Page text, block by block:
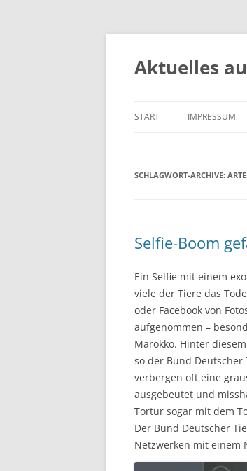
Aktuelles
START IMPRESSUM
SCHLAGWORT-ARCHIVE:
Selfie-Boom
Ein Selfie mit einem
viele der Tiere das
oder Facebook von
aufgenommen –
Marokko. Hinter
so der Bund
verbergen oft eine
ausgebeutet und
Tortur sogar mit dem
Der Bund Deutscher
Netzwerken mit einem